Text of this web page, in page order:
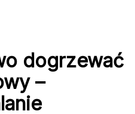
dogrzewać
–